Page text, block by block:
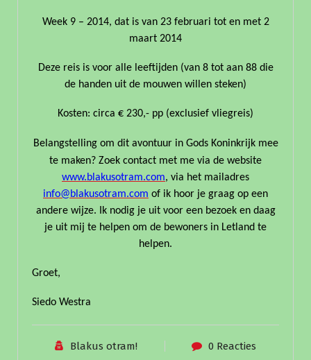
Week 9 – 2014, dat is van 23 februari tot en met 2
maart 2014
Deze reis is voor alle leeftijden (van 8 tot aan 88 die
de handen uit de mouwen willen steken)
Kosten: circa € 230,- pp (exclusief vliegreis)
Belangstelling om dit avontuur in Gods Koninkrijk mee
te maken? Zoek contact met me via de website
www.blakusotram.com, via het mailadres
info@blakusotram.com of ik hoor je graag op een
andere wijze. Ik nodig je uit voor een bezoek en daag
je uit mij te helpen om de bewoners in Letland te
helpen.
Groet,
Siedo Westra
Blakus otram! 0 Reacties